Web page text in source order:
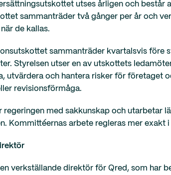
utses årligen och består
sammanträder två gånger per år och
de kallas.
sammanträder kvartalsvis före
Styrelsen utser en av utskottets
utvärdera och hantera risker för företaget
revisionsförmåga.
regeringen med sakkunskap och utarbetar
Kommittéernas arbete regleras mer exakt
verkställande direktör för Qred, som har